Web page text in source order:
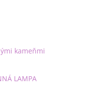
kameňmi
LAMPA